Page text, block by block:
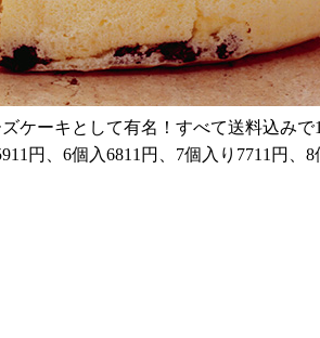
ケーキとして有名！すべて送料込みで
円、6個入6811円、7個入り7711円、8